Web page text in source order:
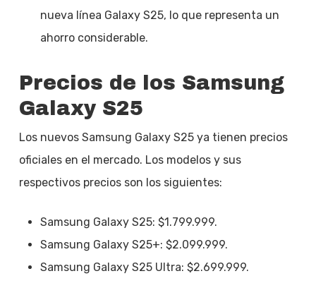
nueva línea Galaxy S25, lo que representa un
ahorro considerable.
Precios de los Samsung
Galaxy S25
Los nuevos Samsung Galaxy S25 ya tienen precios
oficiales en el mercado. Los modelos y sus
respectivos precios son los siguientes:
Samsung Galaxy S25: $1.799.999.
Samsung Galaxy S25+: $2.099.999.
Samsung Galaxy S25 Ultra: $2.699.999.